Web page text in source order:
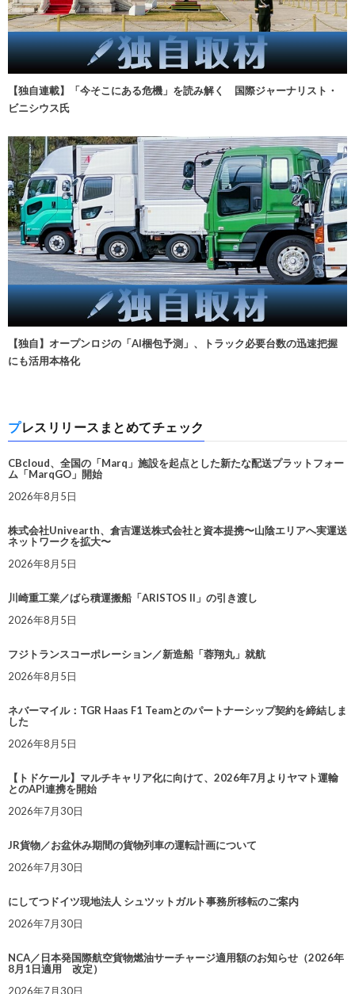
【独自連載】「今そこにある危機」を読み解く 国際ジャーナリスト・
ビニシウス氏
【独自】オープンロジの「AI梱包予測」、トラック必要台数の迅速把握
にも活用本格化
プレスリリースまとめてチェック
CBcloud、全国の「Marq」施設を起点とした新たな配送プラットフォー
ム「MarqGO」開始
2026年8月5日
株式会社Univearth、倉吉運送株式会社と資本提携〜山陰エリアへ実運送
ネットワークを拡大〜
2026年8月5日
川崎重工業／ばら積運搬船「ARISTOS II」の引き渡し
2026年8月5日
フジトランスコーポレーション／新造船「蓉翔丸」就航
2026年8月5日
ネバーマイル：TGR Haas F1 Teamとのパートナーシップ契約を締結しま
した
2026年8月5日
【トドケール】マルチキャリア化に向けて、2026年7月よりヤマト運輸
とのAPI連携を開始
2026年7月30日
JR貨物／お盆休み期間の貨物列車の運転計画について
2026年7月30日
にしてつドイツ現地法人 シュツットガルト事務所移転のご案内
2026年7月30日
NCA／日本発国際航空貨物燃油サーチャージ適用額のお知らせ（2026年
8月1日適用 改定）
2026年7月30日